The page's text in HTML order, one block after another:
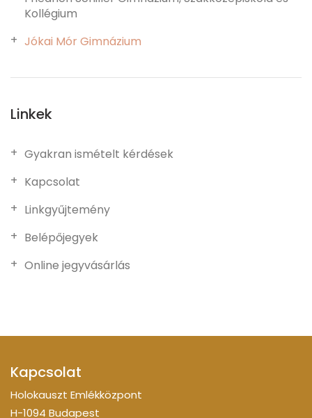
Kollégium
Jókai Mór Gimnázium
Linkek
Gyakran ismételt kérdések
Kapcsolat
Linkgyűjtemény
Belépőjegyek
Online jegyvásárlás
Kapcsolat
Holokauszt Emlékközpont
H-1094 Budapest